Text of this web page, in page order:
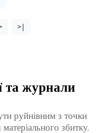
>|
та журнали
збитку.